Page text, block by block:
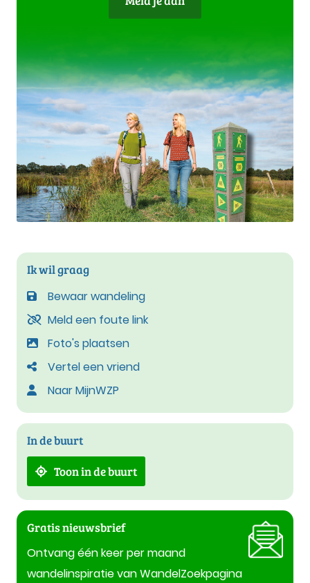
Ik wil graag
Bewaar wandeling
Meld een foute link
Foto's plaatsen
Vertel een vriend
Naar MijnWZP
In de buurt
Toon in de buurt
Gratis nieuwsbrief
Ontvang één keer per maand
wandelinspiratie van WandelZoekpagina